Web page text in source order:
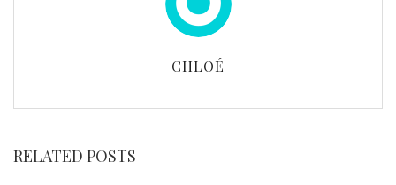
CHLOÉ
RELATED POSTS